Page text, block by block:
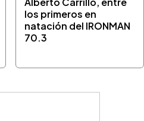
los primeros en
natación del IRONMAN
70.3